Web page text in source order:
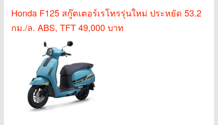
Honda F125 สกู๊ตเตอร์เรโทรรุ่นใหม่ ประหยัด 53.2
กม./ล. ABS, TFT 49,000 บาท